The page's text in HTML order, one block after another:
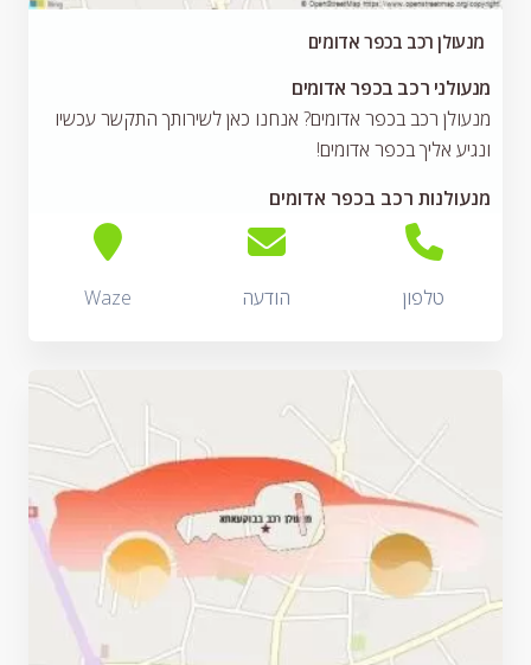
מנעולן רכב בכפר אדומים
מנעולני רכב בכפר אדומים
מנעולן רכב בכפר אדומים? אנחנו כאן לשירותך התקשר עכשיו
ונגיע אליך בכפר אדומים!
מנעולנות רכב בכפר אדומים
טלפון הודעה Waze